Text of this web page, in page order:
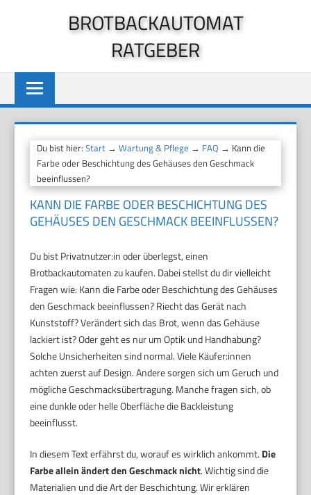
BROTBACKAUTOMAT
RATGEBER
Du bist hier:Start →Wartung & Pflege → FAQ → Kann die
Farbe oder Beschichtung des Gehäuses den Geschmack
beeinflussen?
KANN DIE FARBE ODER BESCHICHTUNG DES
GEHÄUSES DEN GESCHMACK BEEINFLUSSEN?
Du bist Privatnutzer:in oder überlegst, einen
Brotbackautomaten zu kaufen. Dabei stellst du dir vielleicht
Fragen wie: Kann die Farbe oder Beschichtung des Gehäuses
den Geschmack beeinflussen? Riecht das Gerät nach
Kunststoff? Verändert sich das Brot, wenn das Gehäuse
lackiert ist? Oder geht es nur um Optik und Handhabung?
Solche Unsicherheiten sind normal. Viele Käufer:innen
achten zuerst auf Design. Andere sorgen sich um Geruch und
mögliche Geschmacksübertragung. Manche fragen sich, ob
eine dunkle oder helle Oberfläche die Backleistung
beeinflusst.
In diesem Text erfährst du, worauf es wirklich ankommt. Die
Farbe allein ändert den Geschmack nicht. Wichtig sind die
Materialien und die Art der Beschichtung. Wir erklären